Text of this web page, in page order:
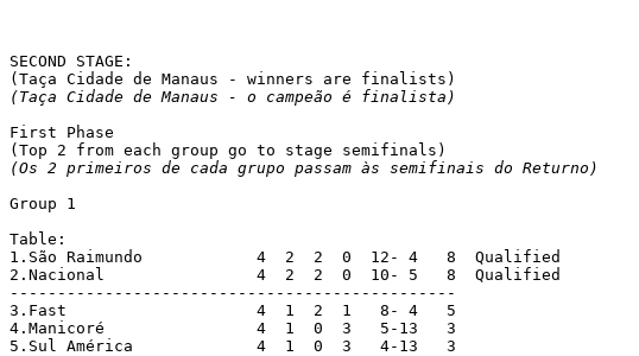
SECOND STAGE:
(Taça Cidade de Manaus - o campeão é finalista)
First Phase
(Os 2 primeiros de cada grupo passam às semifinais do Returno)
Group 1
Table:
1.São Raimundo	  	  4  2  2  0  12- 4   8  Qualified
2.Nacional   	  	  4  2  2  0  10- 5   8  Qualified
-----------------------------------------------
3.Fast    	  	  4  1  2  1   8- 4   5
4.Manicoré	       	  4  1  0  3   5-13   3
5.Sul América  	  	  4  1  0  3   4-13   3